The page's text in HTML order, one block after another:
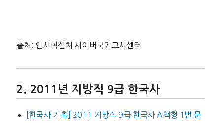
출처: 인사혁신처 사이버국가고시센터
2011년 지방직 9급 한국사
[한국사 기출] 2011 지방직 9급 한국사 A책형 1번 문